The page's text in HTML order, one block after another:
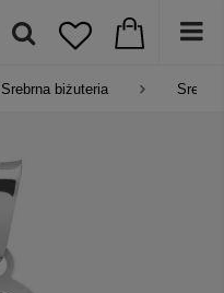
Srebrna biżuteria